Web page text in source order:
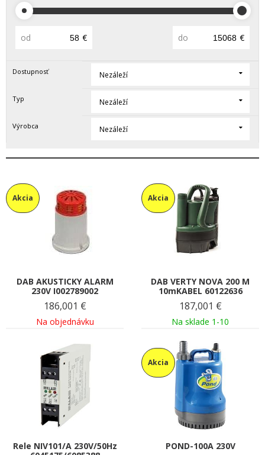
od € do €
Dostupnosť Nezáleží
Typ Nezáleží
Výrobca Nezáleží
Akcia
DAB AKUSTICKY ALARM
230V I002789002
186,001 €
Na objednávku
Akcia
DAB VERTY NOVA 200 M
10mKABEL 60122636
187,001 €
Na sklade 1-10
Rele NIV101/A 230V/50Hz
Akcia
POND-100A 230V